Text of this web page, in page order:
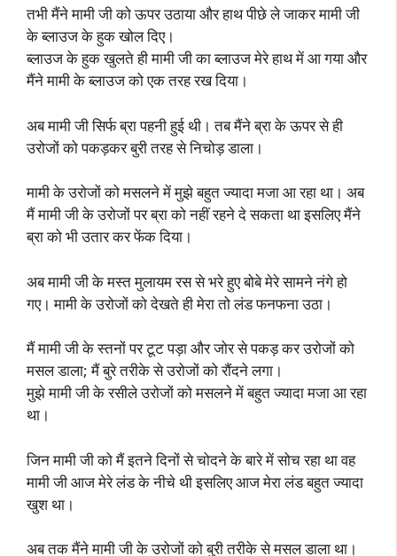
तभी मैंने मामी जी को ऊपर उठाया और हाथ पीछे ले जाकर मामी जी
के ब्लाउज के हुक खोल दिए।
ब्लाउज के हुक खुलते ही मामी जी का ब्लाउज मेरे हाथ में आ गया और
मैंने मामी के ब्लाउज को एक तरह रख दिया।
अब मामी जी सिर्फ ब्रा पहनी हुई थी। तब मैंने ब्रा के ऊपर से ही
उरोजों को पकड़कर बुरी तरह से निचोड़ डाला।
मामी के उरोजों को मसलने में मुझे बहुत ज्यादा मजा आ रहा था। अब
मैं मामी जी के उरोजों पर ब्रा को नहीं रहने दे सकता था इसलिए मैंने
ब्रा को भी उतार कर फेंक दिया।
अब मामी जी के मस्त मुलायम रस से भरे हुए बोबे मेरे सामने नंगे हो
गए। मामी के उरोजों को देखते ही मेरा तो लंड फनफना उठा।
मैं मामी जी के स्तनों पर टूट पड़ा और जोर से पकड़ कर उरोजों को
मसल डाला; मैं बुरे तरीके से उरोजों को रौंदने लगा।
मुझे मामी जी के रसीले उरोजों को मसलने में बहुत ज्यादा मजा आ रहा
था।
जिन मामी जी को मैं इतने दिनों से चोदने के बारे में सोच रहा था वह
मामी जी आज मेरे लंड के नीचे थी इसलिए आज मेरा लंड बहुत ज्यादा
खुश था।
अब तक मैंने मामी जी के उरोजों को बुरी तरीके से मसल डाला था।